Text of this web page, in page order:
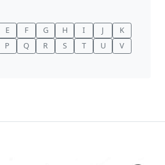
E F G H I J
K
P Q R S T U
V